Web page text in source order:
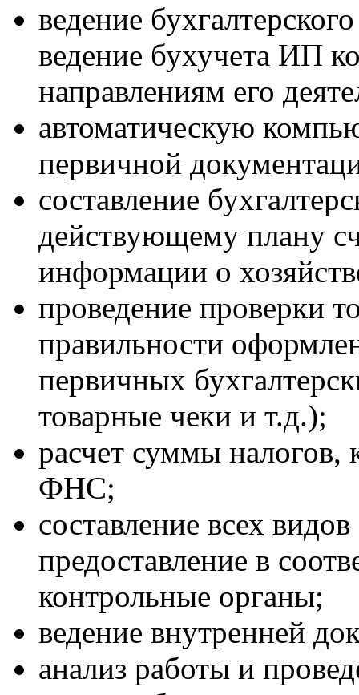
ведение
ведение бухучета ИП
направлениям его
автоматическую
первичной
составление
действующему плану
информации о
проведение проверки
правильности
первичных
товарные чеки и т.д.);
расчет суммы налогов,
ФНС;
составление всех
предоставление в
контрольные органы;
ведение внутренней
анализ работы и